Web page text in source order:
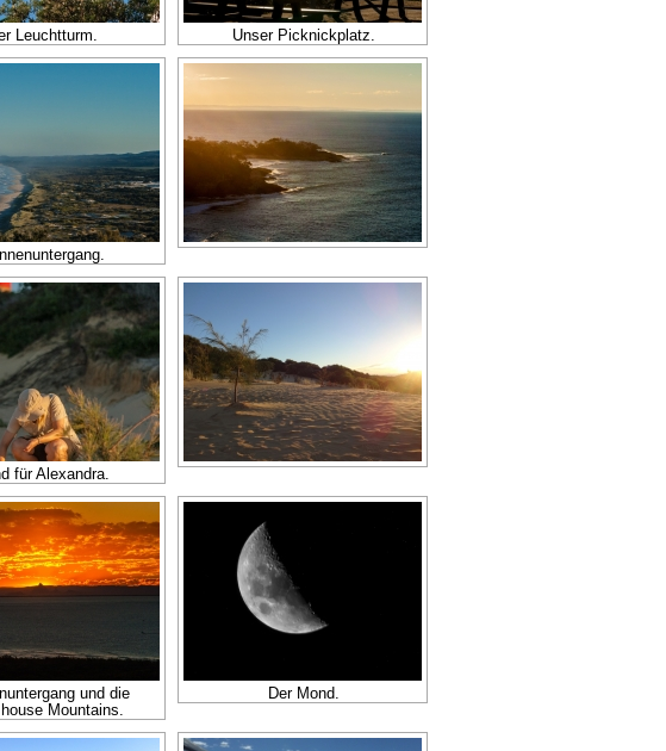
Leuchtturm. Unser Picknickplatz.
für Alexandra.
und die
Mountains.
Der Mond.